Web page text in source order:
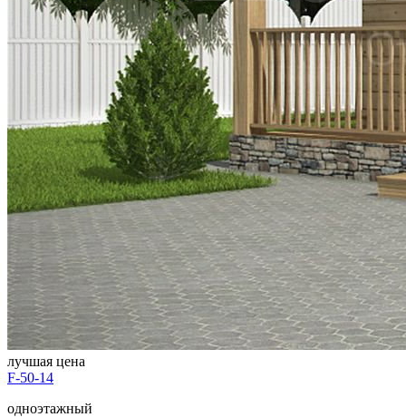
лучшая цена
F-50-14
одноэтажный